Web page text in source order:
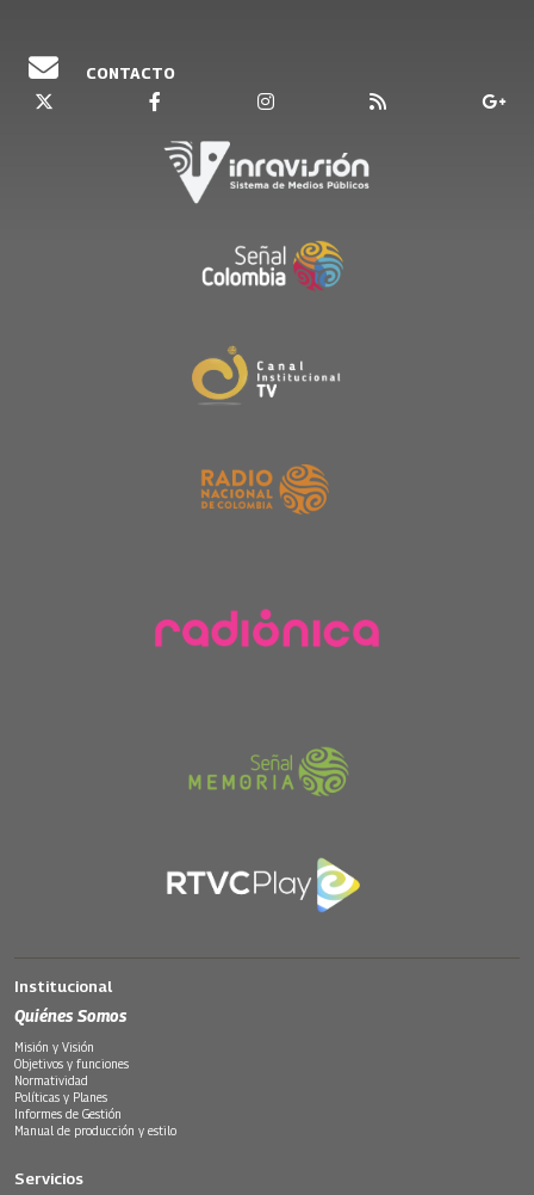
CONTACTO
Institucional
Quiénes Somos
Misión y Visión
Objetivos y funciones
Normatividad
Políticas y Planes
Informes de Gestión
Manual de producción y estilo
Servicios